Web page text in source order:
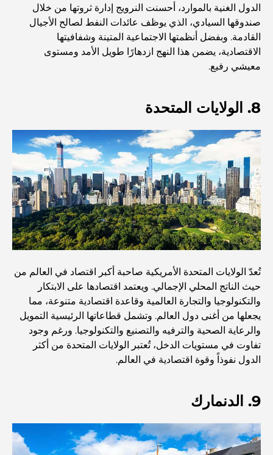
المخطط الرئيسي لتلال دبي: رؤية للحياة المجتمعية العصرية
مطعم دار أوبرا دبي: حيث يلتقي الطعام الفاخر بالثقافة
أغلى ماركات البدلات التي تُعرّف مفهوم الخياطة الفاخرة
مطاعم شاطئ J1: وجهة دبي الجديدة لتناول الطعام الفاخر
أغلى ساعات رولكس التي بيعت على الإطلاق
حضانة أطفال في دبي هيلز: دليل للآباء
أفضل المقاهي في وسط مدينة دبي: دليل شامل لعشاق القهوة
أغلى سيارات مرسيدس التي تم تصنيعها على الإطلاق
الدول الغنية بالموارد، أحسنت النرويج إدارة ثروتها من خلال
صندوقها السيادي، الذي يوظف عائدات النفط لصالح الأجيال
القادمة. وبفضل أنظمتها الاجتماعية المتينة وشفافيتها
الاقتصادية، يضمن هذا النهج ازدهارًا طويل الأمد ومستوى
معيشي رفيع.
8. الولايات المتحدة
تُعدّ الولايات المتحدة الأمريكية صاحبة أكبر اقتصاد في العالم من
حيث الناتج المحلي الإجمالي. ويعتمد اقتصادها على الابتكار
والتكنولوجيا والتجارة العالمية وقاعدة اقتصادية متنوعة، مما
يجعلها من أغنى دول العالم. وتشمل قطاعاتها الرئيسية التمويل
والرعاية الصحية والترفيه والتصنيع والتكنولوجيا. ورغم وجود
تفاوت في مستويات الدخل، تُعتبر الولايات المتحدة من أكثر
الدول نفوذاً وقوة اقتصادية في العالم.
9. الدنمارك